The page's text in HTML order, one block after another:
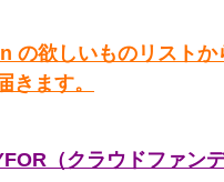
の欲しいものリスト
きます。
（クラウドファンデ